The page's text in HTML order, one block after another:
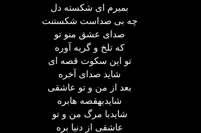
بمیرم ای شکسته دل
چه بی صداست شکستنت
صدای عشق منو تو
که تلخ و گریه آوره
تو این سکوت قصه ای
شاید صدای آخره
بعد از من و تو عاشقی
شایدبهقصه هابره
شایدبا مرگ من و تو
عاشقی از دنیا بره